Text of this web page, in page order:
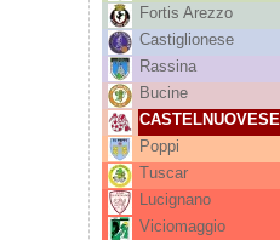
Fortis Arezzo
Castiglionese
Rassina
Bucine
CASTELNUOVESE
Poppi
Tuscar
Lucignano
Viciomaggio